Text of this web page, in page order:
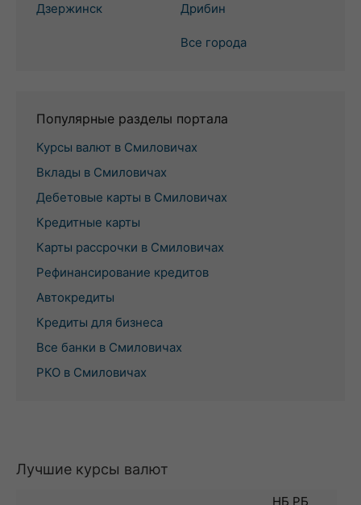
Дзержинск
Дрибин
Все города
Популярные разделы портала
Курсы валют в Смиловичах
Вклады в Смиловичах
Дебетовые карты в Смиловичах
Кредитные карты
Карты рассрочки в Смиловичах
Рефинансирование кредитов
Автокредиты
Кредиты для бизнеса
Все банки в Смиловичах
РКО в Смиловичах
Лучшие курсы валют
НБ РБ